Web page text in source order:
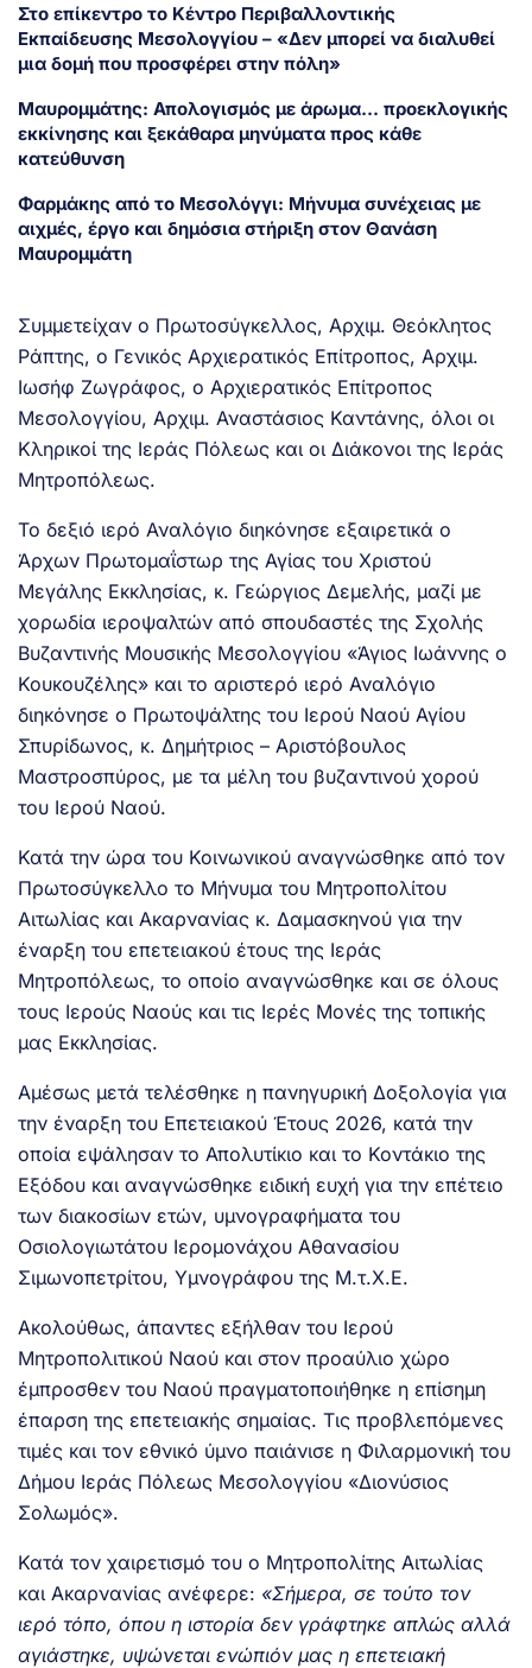
Στο επίκεντρο το Κέντρο Περιβαλλοντικής
Εκπαίδευσης Μεσολογγίου – «Δεν μπορεί να διαλυθεί
μια δομή που προσφέρει στην πόλη»
Μαυρομμάτης: Απολογισμός με άρωμα… προεκλογικής
εκκίνησης και ξεκάθαρα μηνύματα προς κάθε
κατεύθυνση
Φαρμάκης από το Μεσολόγγι: Μήνυμα συνέχειας με
αιχμές, έργο και δημόσια στήριξη στον Θανάση
Μαυρομμάτη
Συμμετείχαν ο Πρωτοσύγκελλος, Αρχιμ. Θεόκλητος
Ράπτης, ο Γενικός Αρχιερατικός Επίτροπος, Αρχιμ.
Ιωσήφ Ζωγράφος, ο Αρχιερατικός Επίτροπος
Μεσολογγίου, Αρχιμ. Αναστάσιος Καντάνης, όλοι οι
Κληρικοί της Ιεράς Πόλεως και οι Διάκονοι της Ιεράς
Μητροπόλεως.
Το δεξιό ιερό Αναλόγιο διηκόνησε εξαιρετικά ο
Άρχων Πρωτομαΐστωρ της Αγίας του Χριστού
Μεγάλης Εκκλησίας, κ. Γεώργιος Δεμελής, μαζί με
χορωδία ιεροψαλτών από σπουδαστές της Σχολής
Βυζαντινής Μουσικής Μεσολογγίου «Άγιος Ιωάννης ο
Κουκουζέλης» και το αριστερό ιερό Αναλόγιο
διηκόνησε ο Πρωτοψάλτης του Ιερού Ναού Αγίου
Σπυρίδωνος, κ. Δημήτριος – Αριστόβουλος
Μαστροσπύρος, με τα μέλη του βυζαντινού χορού
του Ιερού Ναού.
Κατά την ώρα του Κοινωνικού αναγνώσθηκε από τον
Πρωτοσύγκελλο το Μήνυμα του Μητροπολίτου
Αιτωλίας και Ακαρνανίας κ. Δαμασκηνού για την
έναρξη του επετειακού έτους της Ιεράς
Μητροπόλεως, το οποίο αναγνώσθηκε και σε όλους
τους Ιερούς Ναούς και τις Ιερές Μονές της τοπικής
μας Εκκλησίας.
Αμέσως μετά τελέσθηκε η πανηγυρική Δοξολογία για
την έναρξη του Επετειακού Έτους 2026, κατά την
οποία εψάλησαν το Απολυτίκιο και το Κοντάκιο της
Εξόδου και αναγνώσθηκε ειδική ευχή για την επέτειο
των διακοσίων ετών, υμνογραφήματα του
Οσιολογιωτάτου Ιερομονάχου Αθανασίου
Σιμωνοπετρίτου, Υμνογράφου της Μ.τ.Χ.Ε.
Ακολούθως, άπαντες εξήλθαν του Ιερού
Μητροπολιτικού Ναού και στον προαύλιο χώρο
έμπροσθεν του Ναού πραγματοποιήθηκε η επίσημη
έπαρση της επετειακής σημαίας. Τις προβλεπόμενες
τιμές και τον εθνικό ύμνο παιάνισε η Φιλαρμονική του
Δήμου Ιεράς Πόλεως Μεσολογγίου «Διονύσιος
Σολωμός».
Κατά τον χαιρετισμό του ο Μητροπολίτης Αιτωλίας
και Ακαρνανίας ανέφερε: «Σήμερα, σε τούτο τον
ιερό τόπο, όπου η ιστορία δεν γράφτηκε απλώς αλλά
αγιάστηκε, υψώνεται ενώπιόν μας η επετειακή